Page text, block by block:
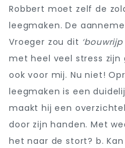
Robbert moet zelf de
leegmaken. De
Vroeger zou dit
met heel veel stress zijn
ook voor mij. Nu niet!
leegmaken is een
maakt hij een
door zijn handen. Met
het naar de stort? b.